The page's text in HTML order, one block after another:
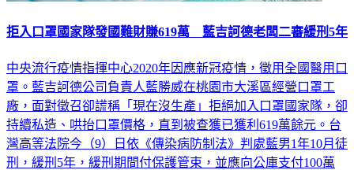
拒入口罩國家隊發國難財賺619萬 藍吉訶德老闆二審緩刑5年
中央流行疫情指揮中心2020年因應新冠疫情，徵用全國醫用口
罩。藍吉訶德公司負責人藍勝威在桃園市大溪區經營口罩工
廠，面對徵召卻謊稱「現在沒生產」拒絕加入口罩國家隊，卻
持續私造、哄抬口罩價格，直到被查獲已獲利619萬餘元。台
灣高等法院今（9）日依《傳染病防制法》判處藍男1年10月徒
刑，緩刑5年，緩刑期間付保護管束，並應向公庫支付100萬